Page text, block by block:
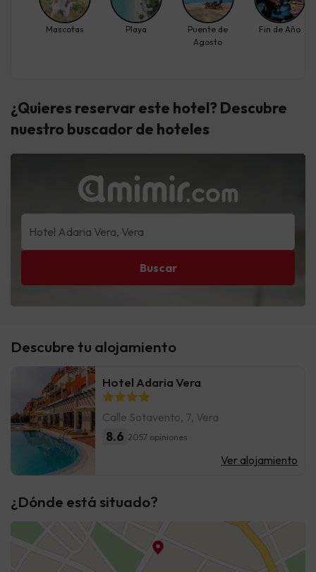
Descubre tu alojamiento
Hotel Adaria Vera
Calle Sotavento, 7, Vera
8.6 2057 opiniones
Ver alojamiento
¿Dónde está situado?
Mascotas Playa
Puente de
Agosto
Fin de Año
¿Quieres reservar este hotel? Descubre
nuestro buscador de hoteles
Buscar